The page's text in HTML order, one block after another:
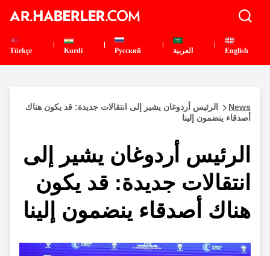
English العربية Pусский
Kurdî
Türkçe
News
الرئيس أردوغان يشير إلى انتقالات جديدة: قد يكون هناك
أصدقاء ينضمون إلينا
الرئيس أردوغان يشير إلى
انتقالات جديدة: قد يكون
هناك أصدقاء ينضمون إلينا